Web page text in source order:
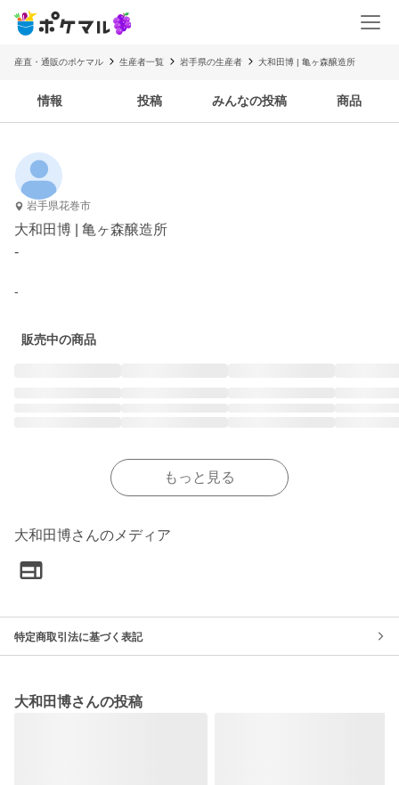
産直・通販のポケマル 生産者一覧 岩手県の生産者 大和田博 | 亀ヶ森醸造所
情報 投稿 みんなの投稿 商品
岩手県花巻市
大和田博 | 亀ヶ森醸造所
-
-
販売中の商品
もっと見る
大和田博さんのメディア
特定商取引法に基づく表記
大和田博さんの投稿